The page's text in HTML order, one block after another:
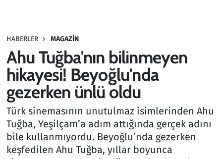
HABERLER MAGAZIN
Ahu Tuğba'nın bilinmeyen
hikayesi! Beyoğlu'nda
gezerken ünlü oldu
Türk sinemasının unutulmaz isimlerinden Ahu
Tuğba, Yeşilçam’a adım attığında gerçek adını
bile kullanmıyordu. Beyoğlu’nda gezerken
keşfedilen Ahu Tuğba, yıllar boyunca
Haber
Kültür Sanat
Kurumsal Haberler
Lezzet Durağı
Memur ve Kamu